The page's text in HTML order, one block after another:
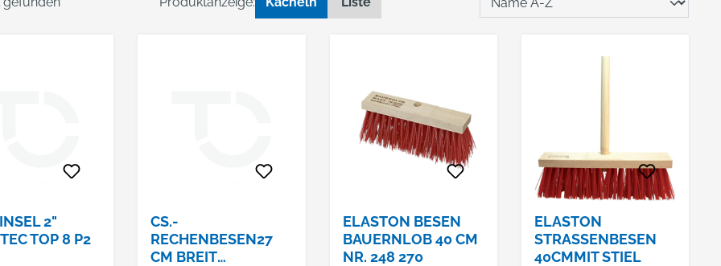
2"
TOP 8 P2
CS.-
RECHENBESEN27
CM BREIT
ELASTON BESEN
BAUERNLOB 40 CM
NR. 248 270
ELASTON
STRASSENBESEN 4
0CMMIT STIEL